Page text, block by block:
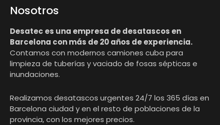
Nosotros
Desatec es una empresa de desatascos en
Barcelona con más de 20 años de experiencia.
Contamos con modernos camiones cuba para
limpieza de tuberías y vaciado de fosas sépticas e
inundaciones.
Realizamos desatascos urgentes 24/7 los 365 días en
Barcelona ciudad y en el resto de poblaciones de la
provincia, con los mejores precios.